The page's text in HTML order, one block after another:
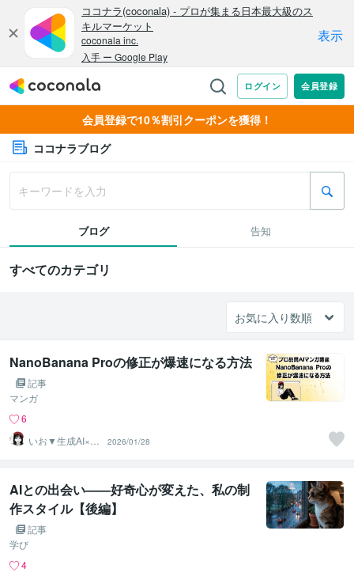
会員登録で10％割引クーポンを獲得！
ココナラブログ
ブログ 告知
すべてのカテゴリ
NanoBanana Proの修正が爆速になる方法
記事
マンガ
6
いお▼生成AI×漫
画
2026/01/28
AIとの出会い——好奇心が変えた、私の制
作スタイル【後編】
記事
学び
4